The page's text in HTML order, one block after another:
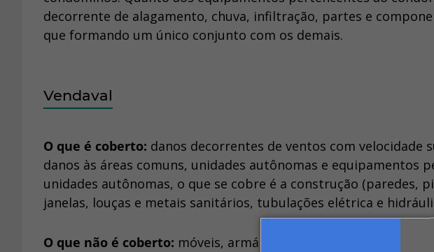
decorrente de alagamento, chuva, infiltração, partes e
que formando um único conjunto com os demais.
Vendaval
O que é coberto: danos decorrentes de ventos com velocidade
danos às áreas comuns, unidades autônomas e equipamentos
unidades autônomas, o que se cobre é a construção (paredes,
janelas, louças e metais sanitários, tubulações elétrica e
O que não é coberto: móveis, armários embutidos, carpetes,